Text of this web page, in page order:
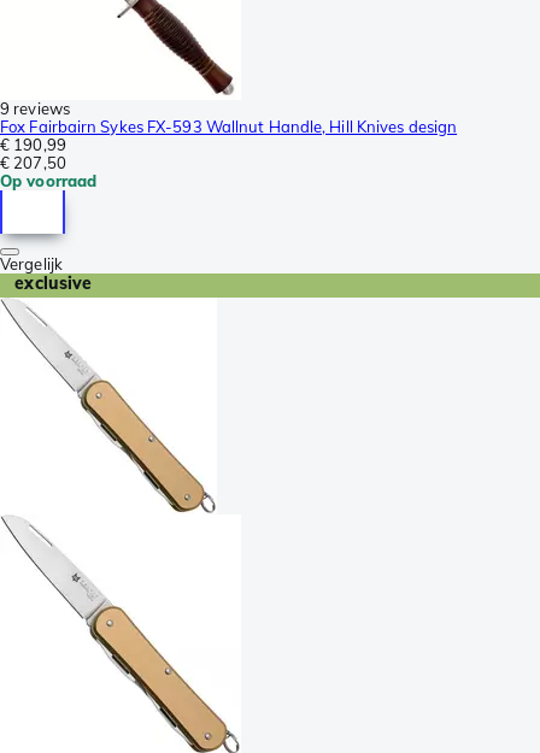
9 reviews
Fox Fairbairn Sykes FX-593 Wallnut Handle, Hill Knives design
€ 190,99
€ 207,50
Op voorraad
Vergelijk
exclusive